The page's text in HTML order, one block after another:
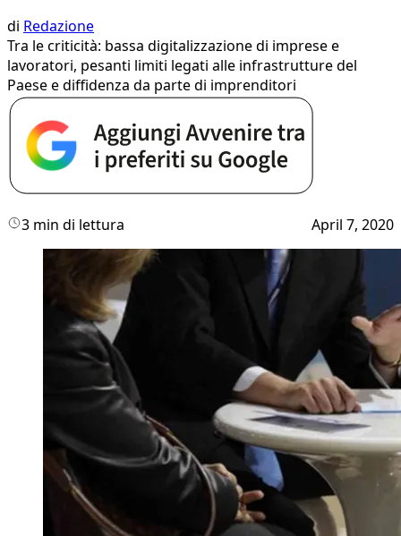
di Redazione
Tra le criticità: bassa digitalizzazione di imprese e
lavoratori, pesanti limiti legati alle infrastrutture del
Paese e diffidenza da parte di imprenditori
3 min di lettura April 7, 2020